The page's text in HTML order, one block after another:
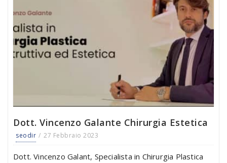
Dott. Vincenzo Galante Chirurgia Estetica
seodir 27 Febbraio 2023
Dott. Vincenzo Galant, Specialista in Chirurgia Plastica